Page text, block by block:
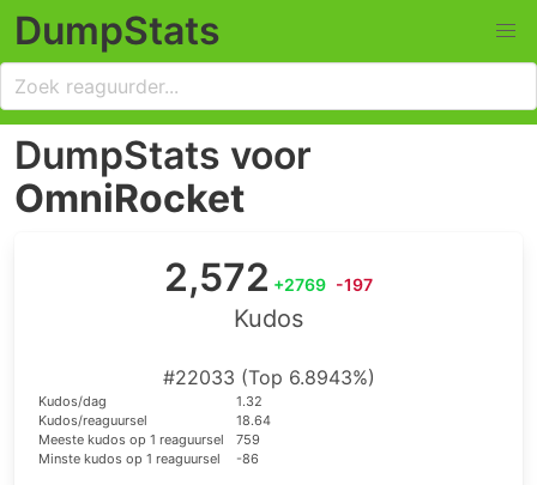
DumpStats
DumpStats voor
OmniRocket
2,572 +2769 -197
Kudos
#22033 (Top 6.8943%)
Kudos/dag
1.32
Kudos/reaguursel
18.64
Meeste kudos op 1 reaguursel
759
Minste kudos op 1 reaguursel
-86